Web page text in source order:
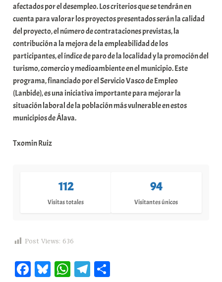
afectados por el desempleo. Los criterios que se tendrán en
cuenta para valorar los proyectos presentados serán la calidad
del proyecto, el número de contrataciones previstas, la
contribución a la mejora de la empleabilidad de los
participantes, el índice de paro de la localidad y la promoción del
turismo, comercio y medioambiente en el municipio. Este
programa, financiado por el Servicio Vasco de Empleo
(Lanbide), es una iniciativa importante para mejorar la
situación laboral de la población más vulnerable en estos
municipios de Álava.
Txomin Ruiz
112
Visitas totales
94
Visitantes únicos
Post Views: 636
Fa Bl W Te